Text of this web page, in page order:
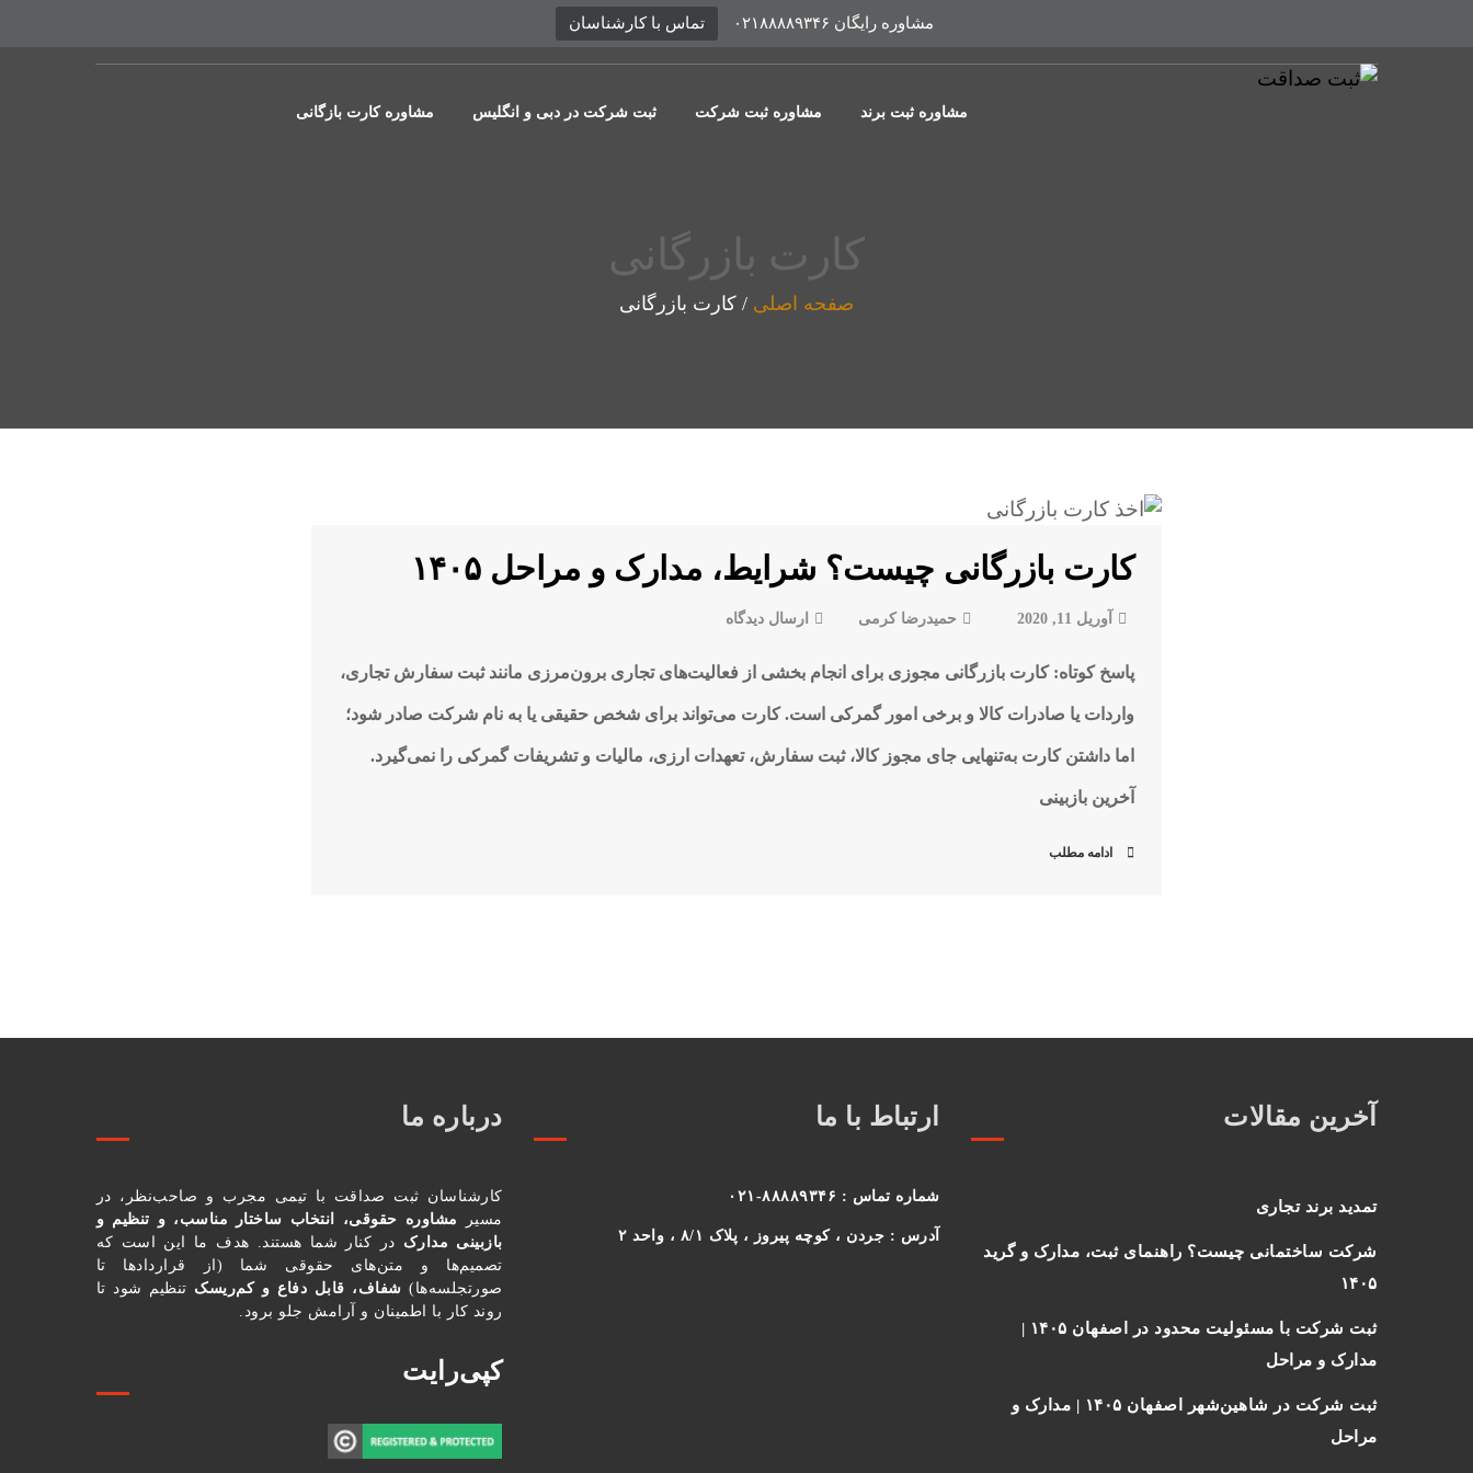
مشاوره رایگان ۰۲۱۸۸۸۸۹۳۴۶ تماس با کارشناسان
مشاوره ثبت برند مشاوره ثبت شرکت ثبت شرکت در دبی و انگلیس مشاوره کارت بازگانی
کارت بازرگانی
صفحه اصلی / کارت بازرگانی
کارت بازرگانی چیست؟ شرایط، مدارک و مراحل ۱۴۰۵
آوریل 11, 2020 حمیدرضا کرمی ارسال دیدگاه
بازرگانی
چیست؟
پاسخ کوتاه: کارت بازرگانی مجوزی برای انجام بخشی از فعالیت‌های تجاری برون‌مرزی مانند ثبت سفارش تجاری،
واردات یا صادرات کالا و برخی امور گمرکی است. کارت می‌تواند برای شخص حقیقی یا به نام شرکت صادر شود؛
اما داشتن کارت به‌تنهایی جای مجوز کالا، ثبت سفارش، تعهدات ارزی، مالیات و تشریفات گمرکی را نمی‌گیرد.
آخرین بازبینی
ادامه مطلب
درباره ما
کارشناسان ثبت صداقت با تیمی مجرب و صاحب‌نظر، در
مسیر
مشاوره حقوقی، انتخاب ساختار مناسب، و تنظیم و
بازبینی مدارک در کنار شما هستند. هدف ما این است که
تصمیم‌ها و متن‌های حقوقی شما (از قراردادها تا
صورتجلسه‌ها) شفاف، قابل دفاع و کم‌ریسک تنظیم شود تا
روند کار با اطمینان و آرامش جلو برود.
کپی‌رایت
ارتباط با ما
شماره تماس :
آدرس : جردن ، کوچه پیروز ، پلاک ۸/۱ ، واحد ۲
آخرین مقالات
تمدید برند تجاری
شرکت ساختمانی چیست؟ راهنمای ثبت، مدارک و گرید
۱۴۰۵
ثبت شرکت با مسئولیت محدود در اصفهان ۱۴۰۵ |
مدارک و مراحل
ثبت شرکت در شاهین‌شهر اصفهان ۱۴۰۵ | مدارک و
مراحل